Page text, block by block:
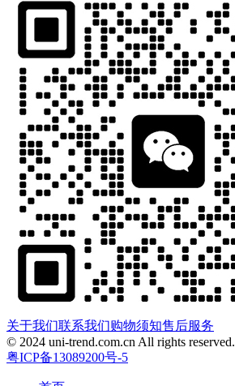
关于我们联系我们购物须知售后服务
© 2024 uni-trend.com.cn All rights reserved.
粤ICP备13089200号-5